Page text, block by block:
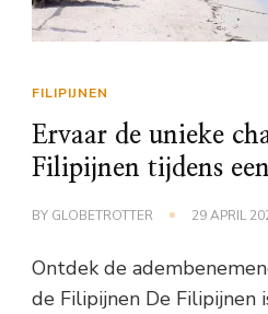
FILIPIJNEN
Ervaar de unieke
Filipijnen tijdens
BY GLOBETROTTER 29 APRIL
Ontdek de
de Filipijnen De Filipijnen